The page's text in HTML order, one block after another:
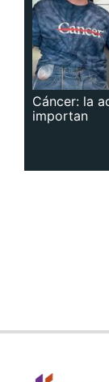
Cáncer: la
importan